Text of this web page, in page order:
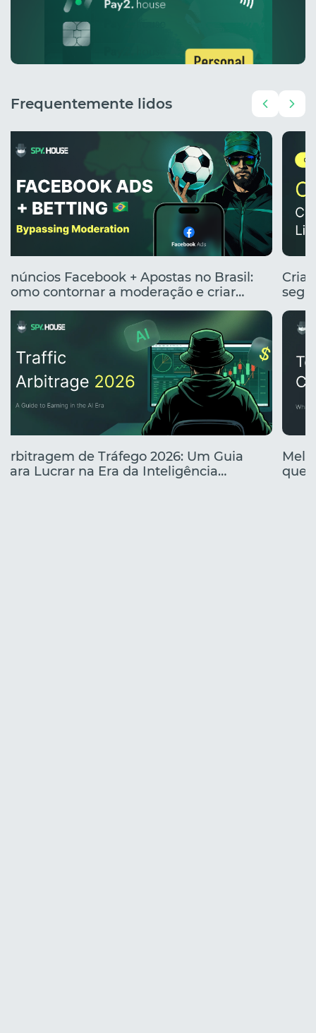
Frequentemente lidos
Anúncios Facebook + Apostas no Brasil:
Como contornar a moderação e criar
anúncios clicáveis
Arbitragem de Tráfego 2026: Um Guia
para Lucrar na Era da Inteligência
que